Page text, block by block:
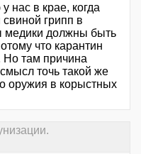
нас в крае, когда
грипп в
медики должны быть
что карантин
Но там причина
точь такой же
оружия в корыстных